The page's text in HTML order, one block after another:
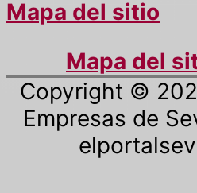
Mapa del sitio
Mapa del
Copyright ©
Empresas de